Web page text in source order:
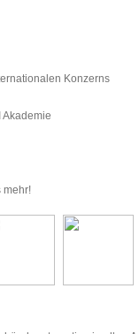
Konzerns
mehr!